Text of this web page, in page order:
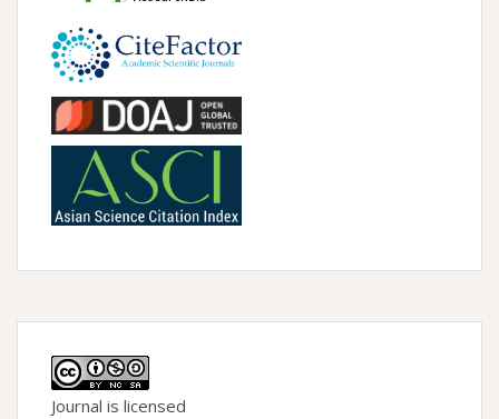
Journal is licensed